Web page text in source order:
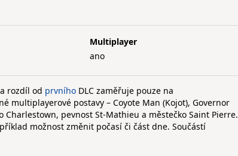
Multiplayer
ano
rozdíl od prvního DLC zaměřuje pouze na
postavy – Coyote Man (Kojot), Governor
pevnost St-Mathieu a městečko Saint Pierre.
možnost změnit počasí či část dne. Součástí